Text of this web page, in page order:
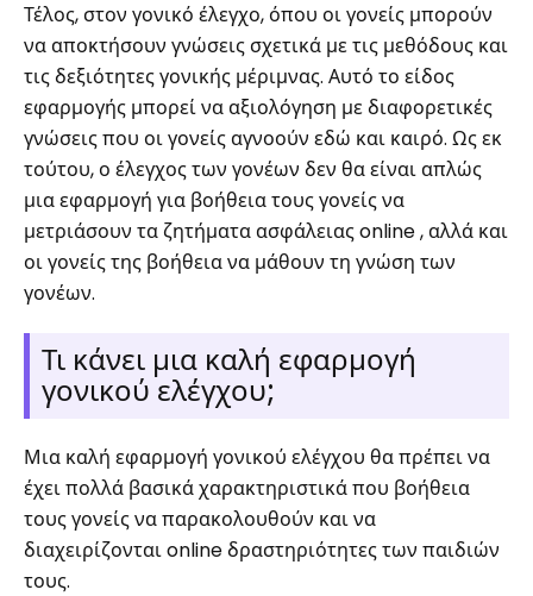
Τέλος, στον γονικό έλεγχο, όπου οι γονείς μπορούν
να αποκτήσουν γνώσεις σχετικά με τις μεθόδους και
τις δεξιότητες γονικής μέριμνας. Αυτό το είδος
εφαρμογής μπορεί να αξιολόγηση με διαφορετικές
γνώσεις που οι γονείς αγνοούν εδώ και καιρό. Ως εκ
τούτου, ο έλεγχος των γονέων δεν θα είναι απλώς
μια εφαρμογή για βοήθεια τους γονείς να
μετριάσουν τα ζητήματα ασφάλειας online , αλλά και
οι γονείς της βοήθεια να μάθουν τη γνώση των
γονέων.
Τι κάνει μια καλή εφαρμογή
γονικού ελέγχου;
Μια καλή εφαρμογή γονικού ελέγχου θα πρέπει να
έχει πολλά βασικά χαρακτηριστικά που βοήθεια
τους γονείς να παρακολουθούν και να
διαχειρίζονται online δραστηριότητες των παιδιών
τους.